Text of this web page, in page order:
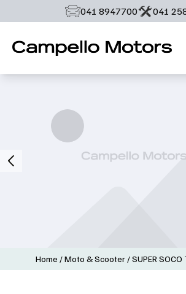
‭041 8947700‬ ‭041
Home /Moto & Scooter /SUPER